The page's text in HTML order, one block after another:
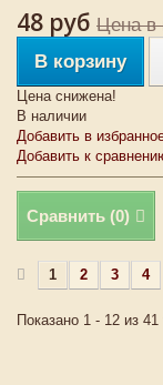
48 руб Цена в
В корзину
Цена снижена!
В наличии
Добавить в
Добавить к
Сравнить (0)
1 2 3 4
Показано 1 - 12 из 41